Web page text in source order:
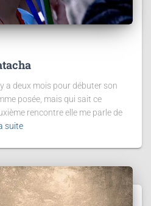
a deux mois pour débuter son
posée, mais qui sait ce
rencontre elle me parle de
suite